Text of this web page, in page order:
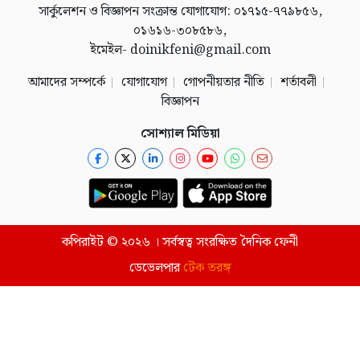
সার্কুলেশন ও বিজ্ঞাপন সংক্রান্ত যোগাযোগ: ০১৭১৫-৭৭৯৮৫৬,
০১৬১৬-৩০৮৫৮৬,
ইমেইল- doinikfeni@gmail.com
আমাদের সম্পর্কে
যোগাযোগ গোপনীয়তার নীতি
শর্তাবলী
বিজ্ঞাপন
সোশ্যাল মিডিয়া
কপিরাইট © ২০২৬ । সর্বস্বত্ব সংরক্ষিত দৈনিক ফেনী
ডেভেলপারটেক তরঙ্গ